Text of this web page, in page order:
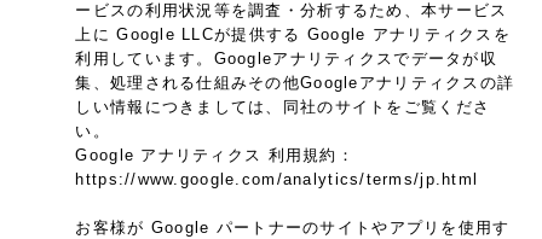
ービスの利用状況等を調査・分析するため、本サービス
上に Google LLCが提供する Google アナリティクスを
利用しています。Googleアナリティクスでデータが収
集、処理される仕組みその他Googleアナリティクスの詳
しい情報につきましては、同社のサイトをご覧くださ
い。
Google アナリティクス 利用規約：
https://www.google.com/analytics/terms/jp.html
お客様が Google パートナーのサイトやアプリを使用す